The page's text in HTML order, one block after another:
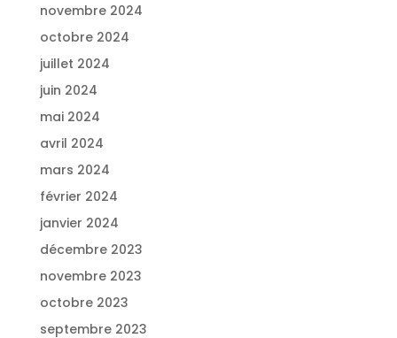
novembre 2024
octobre 2024
juillet 2024
juin 2024
mai 2024
avril 2024
mars 2024
février 2024
janvier 2024
décembre 2023
novembre 2023
octobre 2023
septembre 2023